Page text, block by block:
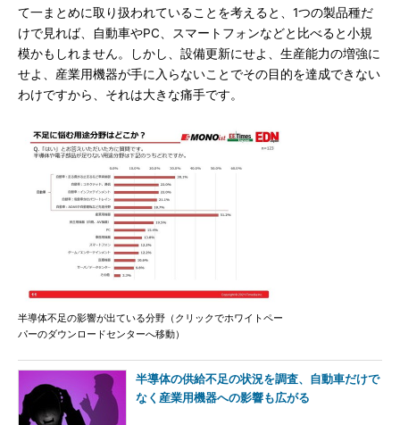
て一まとめに取り扱われていることを考えると、1つの製品種だ
けで見れば、自動車やPC、スマートフォンなどと比べると小規
模かもしれません。しかし、設備更新にせよ、生産能力の増強に
せよ、産業用機器が手に入らないことでその目的を達成できない
わけですから、それは大きな痛手です。
半導体不足の影響が出ている分野（クリックでホワイトペー
パーのダウンロードセンターへ移動）
半導体の供給不足の状況を調査、自動車だけで
なく産業用機器への影響も広がる